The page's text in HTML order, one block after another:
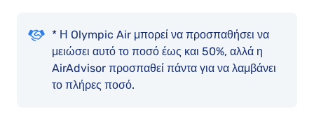
* Η Olympic Air μπορεί να προσπαθήσει να
μειώσει αυτό το ποσό έως και 50%, αλλά η
AirAdvisor προσπαθεί πάντα για να λαμβάνει
το πλήρες ποσό.